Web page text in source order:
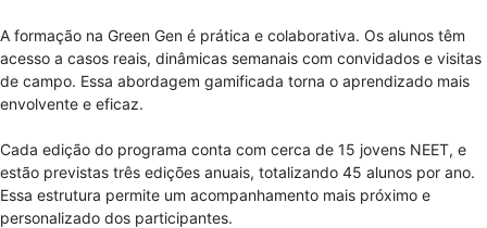
A formação na Green Gen é prática e colaborativa. Os alunos têm
acesso a casos reais, dinâmicas semanais com convidados e visitas
de campo. Essa abordagem gamificada torna o aprendizado mais
envolvente e eficaz.
Cada edição do programa conta com cerca de 15 jovens NEET, e
estão previstas três edições anuais, totalizando 45 alunos por ano.
Essa estrutura permite um acompanhamento mais próximo e
personalizado dos participantes.